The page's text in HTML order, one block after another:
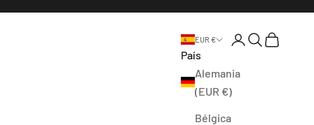
EUR €
País
Alemania
(EUR €)
Bélgica
Abrir página de
AbrirAbrir